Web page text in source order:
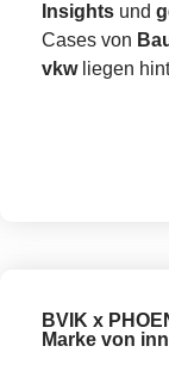
Insights und
Cases von
vkwliegen
BVIK x
Marke von